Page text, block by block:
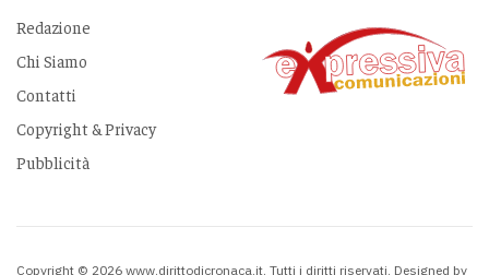
Redazione
Chi Siamo
Contatti
Copyright & Privacy
Pubblicità
Copyright © 2026 www.dirittodicronaca.it. Tutti i diritti riservati. Designed by